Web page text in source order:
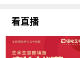
看直播